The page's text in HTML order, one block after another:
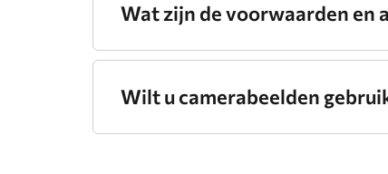
Wat zijn de voorwaarden en
Wilt u camerabeelden